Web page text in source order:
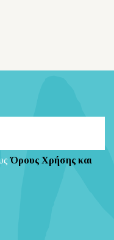
Όρους Χρήσης και